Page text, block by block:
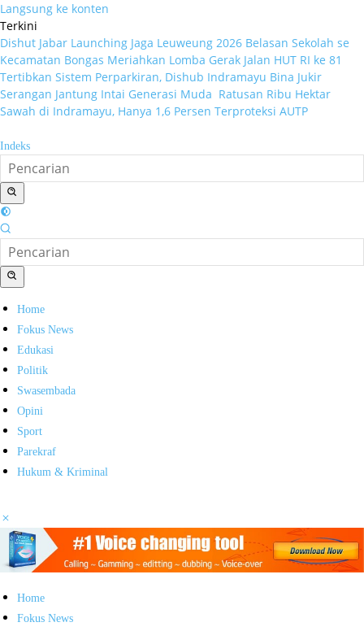
Langsung ke konten
Terkini
Dishut Jabar Launching Jaga Leuweung 2026 Belasan Sekolah se
Kecamatan Bongas Meriahkan Lomba Gerak Jalan HUT RI ke 81
Tertibkan Sistem Perparkiran, Dishub Indramayu Bina Jukir
Serangan Jantung Intai Generasi Muda Ratusan Ribu Hektar
Sawah di Indramayu, Hanya 1,6 Persen Terproteksi AUTP
Indeks
Home
Fokus News
Edukasi
Politik
Swasembada
Opini
Sport
Parekraf
Hukum & Kriminal
Home
Fokus News